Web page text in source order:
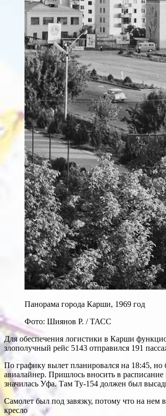
Панорама города Карши, 1969 год
Фото: Шиянов Р. / ТАСС
Для обеспечения логистики в Карши
злополучный рейс 5143 отправился 191
По графику вылет планировался на 18:45,
авиалайнер. Пришлось вносить в
значилась Уфа. Там Ту-154 должен был
Самолет был под завязку, потому что на
кресло